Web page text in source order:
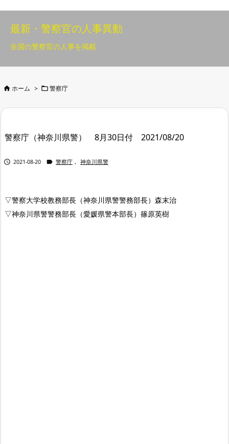
最新・警察官の人事異動
全国の警察官の人事を掲載
 ホーム >  警察庁
警察庁（神奈川県警） 8月30日付 2021/08/20
 2021-08-20  警察庁 , 神奈川県警
▽警察大学校教務部長（神奈川県警警務部長）森末治
▽神奈川県警警務部長（愛媛県警本部長）篠原英樹